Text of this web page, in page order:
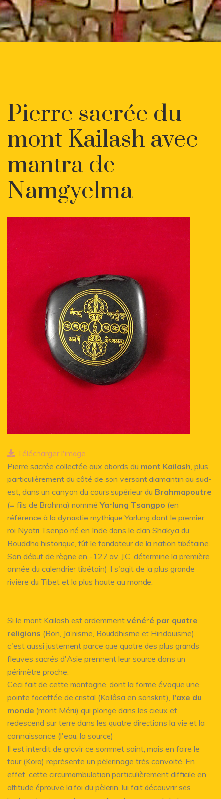
Pierre sacrée du
mont Kailash avec
mantra de
Namgyelma
Télécharger l'image
Pierre sacrée collectée aux abords du mont Kailash , plus
particulièrement du côté de son versant diamantin au sud-
est, dans un canyon du cours supérieur du Brahmapoutre
(= fils de Brahma) nomméYarlung Tsangpo (en
référence à la dynastie mythique Yarlung dont le premier
roi Nyatri Tsenpo né en Inde dans le clan Shakya du
Bouddha historique, fût le fondateur de la nation tibétaine.
Son début de règne en -127 av. J.C. détermine la première
année du calendrier tibétain) Il s'agit de la plus grande
rivière du Tibet et la plus haute au monde.
Si le mont Kailash est ardemment vénéré par quatre
religions (Bön, Jaïnisme, Bouddhisme et Hindouisme),
c'est aussi justement parce que quatre des plus grands
fleuves sacrés d'Asie prennent leur source dans un
périmètre proche.
Ceci fait de cette montagne, dont la forme évoque une
pointe facettée de cristal (Kailâsa en sanskrit), l'axe du
monde (mont Méru) qui plonge dans les cieux et
redescend sur terre dans les quatre directions la vie et la
connaissance (l'eau, la source)
Il est interdit de gravir ce sommet saint, mais en faire le
tour (Kora) représente un pèlerinage très convoité. En
effet, cette circumambulation particulièrement difficile en
altitude éprouve la foi du pèlerin, lui fait découvrir ses